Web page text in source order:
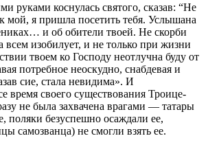
руками коснулась святого, сказав: “Не
мой, я пришла посетить тебя. Услышана
и об обители твоей. Не скорби
изобилует, и не только при жизни
твоем ко Господу неотлучна буду от
потребное неоскудно, снабдевая и
сие, стала невидима». И
время своего существования Троице-
не была захвачена врагами — татары
поляки безуспешно осаждали ее,
самозванца) не смогли взять ее.